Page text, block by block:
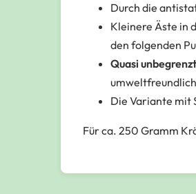
Durch die
Kleinere Äste in
den folgenden
Quasi
Die Variante mit
Für ca. 250 Gramm